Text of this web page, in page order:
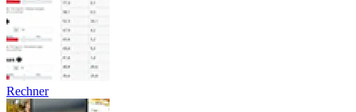
Rechner